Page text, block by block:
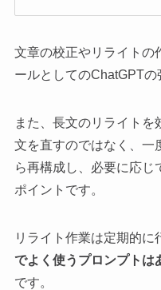
文章の校正やリライトの
ールとしてのChatGPTの
また、長文のリライトを
文を直すのではなく、一
ら再構成し、必要に応じ
ポイントです。
リライト作業は定期的に
でよく使うプロンプトは
です。